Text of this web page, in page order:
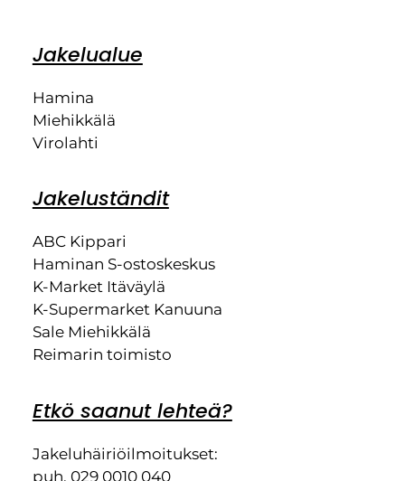
Jakelualue
Hamina
Miehikkälä
Virolahti
Jakeluständit
ABC Kippari
Haminan S-ostoskeskus
K-Market Itäväylä
K-Supermarket Kanuuna
Sale Miehikkälä
Reimarin toimisto
Etkö saanut lehteä?
Jakeluhäiriöilmoitukset:
puh. 029 0010 040